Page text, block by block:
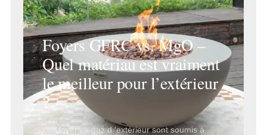
Foyers GFRC vs. MgO –
Quel matériau est vraiment
le meilleur pour l’extérieur
?
Les foyers à gaz d ‘extérieur sont soumis à